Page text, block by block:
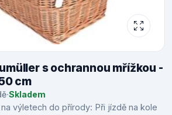
s ochrannou mřížkou -
cm
·Skladem
výletech do přírody: Při jízdě na kole